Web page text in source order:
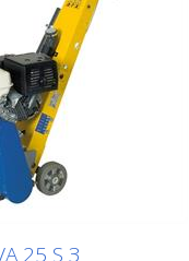
хвилини. Це робить FR
машиною для швидкого і
застосування. Доступна
і електрична машина.
можна використовувати
барабаном
двигуна 1,5 кВт). Дуже
себе як
фреза для компаній, що
Робоча
25 S З